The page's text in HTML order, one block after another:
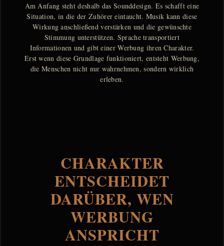
Am Anfang steht deshalb das Sounddesign. Es schafft eine
Situation, in die der Zuhörer eintaucht. Musik kann diese
Wirkung anschließend verstärken und die gewünschte
Stimmung unterstützen. Sprache transportiert
Informationen und gibt einer Werbung ihren Charakter.
Erst wenn diese Grundlage funktioniert, entsteht Werbung,
die Menschen nicht nur wahrnehmen, sondern wirklich
erleben.
CHARAKTER
ENTSCHEIDET
DARÜBER, WEN
WERBUNG
ANSPRICHT